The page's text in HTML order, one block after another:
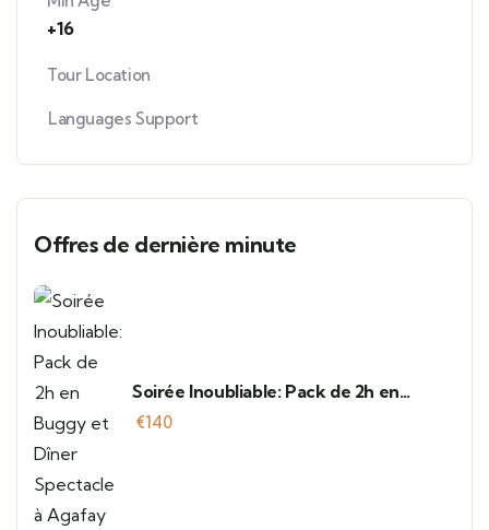
+16
Tour Location
Languages Support
Offres de dernière minute
Soirée Inoubliable: Pack de 2h en
Buggy et Dîner Spectacle à Agafay
€140